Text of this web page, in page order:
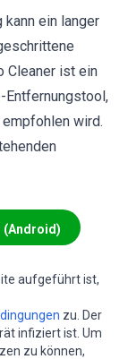
kann ein langer
Cleaner ist ein
wird.
(Android)
aufgeführt ist,
zu. Der
infiziert ist. Um
zu können,